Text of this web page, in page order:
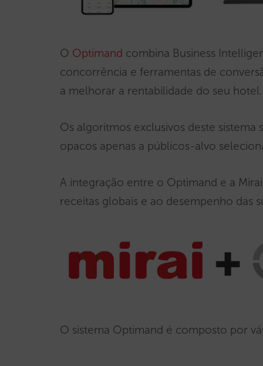
O Optimand combina Business
concorrência e ferramentas de
a melhorar a rentabilidade do seu hotel.
Os algoritmos exclusivos deste sistema
opacos apenas a públicos-alvo
A integração entre o Optimand e a
receitas globais e ao desempenho das
O sistema Optimand é composto por